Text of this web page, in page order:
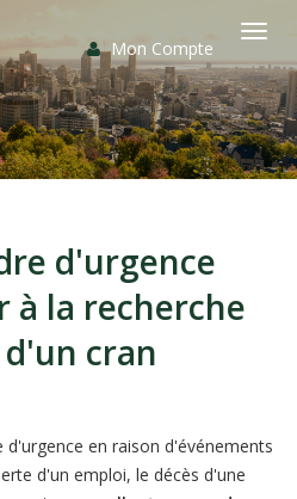
Mon Compte
la
d'urgence
à la recherche
cran
en raison d'événements
d'un emploi, le décès d'une